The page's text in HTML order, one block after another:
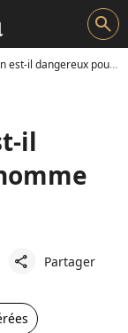
search
il dangereux pour l'homme ?
il
share Partager